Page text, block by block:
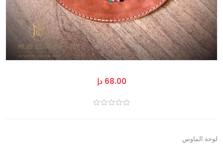
68.00 دإ
لوحة الماوس